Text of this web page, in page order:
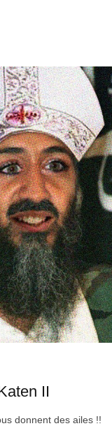
II
donnent des ailes !!